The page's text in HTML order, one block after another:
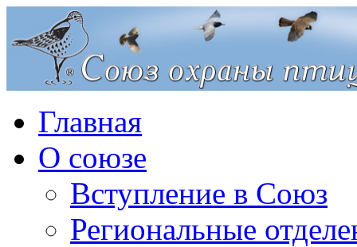
Главная
О союзе
Вступление в Союз
Региональные